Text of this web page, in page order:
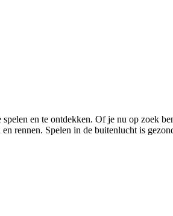
en te ontdekken. Of je nu op zoek
rennen. Spelen in de buitenlucht is